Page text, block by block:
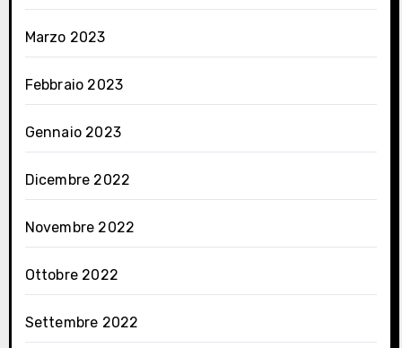
Marzo 2023
Febbraio 2023
Gennaio 2023
Dicembre 2022
Novembre 2022
Ottobre 2022
Settembre 2022